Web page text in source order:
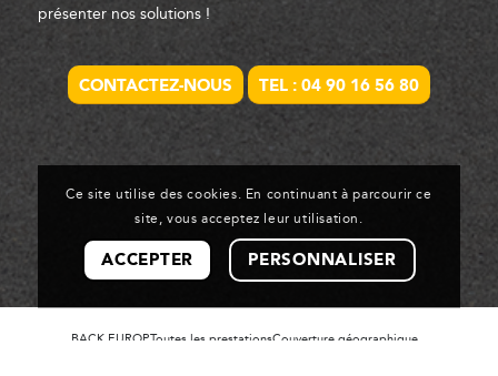
présenter nos solutions !
CONTACTEZ-NOUS TEL : 04 90 16 56 80
BACK EUROPToutes les prestationsCouverture géographique
Ce site utilise des cookies. En continuant à parcourir ce
site, vous acceptez leur utilisation.
ACCEPTER PERSONNALISER